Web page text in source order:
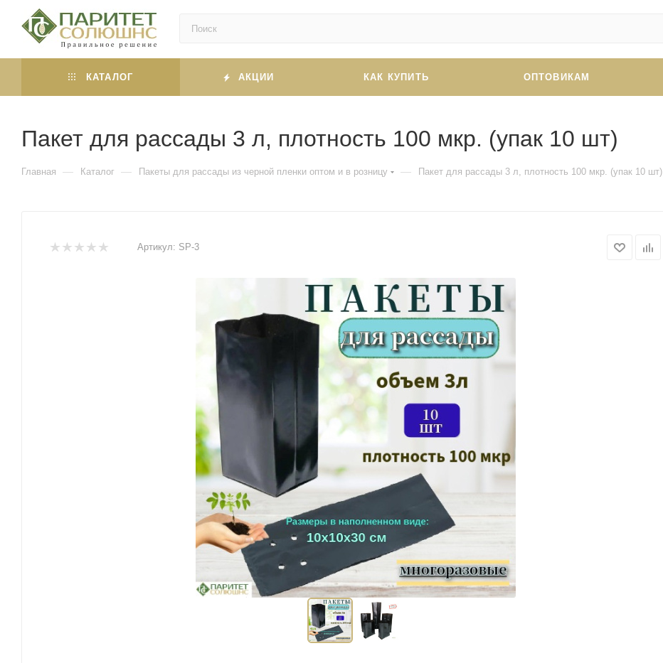
КАТАЛОГ АКЦИИ КАК КУПИТЬ ОПТОВИКАМ
Пакет для рассады 3 л, плотность 100 мкр. (упак 10 шт)
Главная — Каталог — Пакеты для рассады из черной пленки оптом и в розницу — Пакет для рассады 3 л, плотность 100 мкр. (упак 10 шт)
Артикул: SP-3